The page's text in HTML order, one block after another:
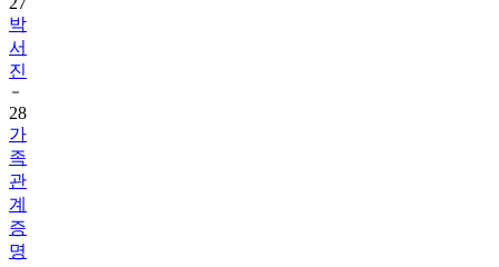
서
진
28
가
족
관
계
증
명
서
1